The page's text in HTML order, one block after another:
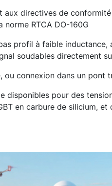
aux directives de
norme RTCA DO-160G
profil à faible inductance,
soudables directement
ou connexion dans un pont
disponibles pour des
en carbure de silicium, et